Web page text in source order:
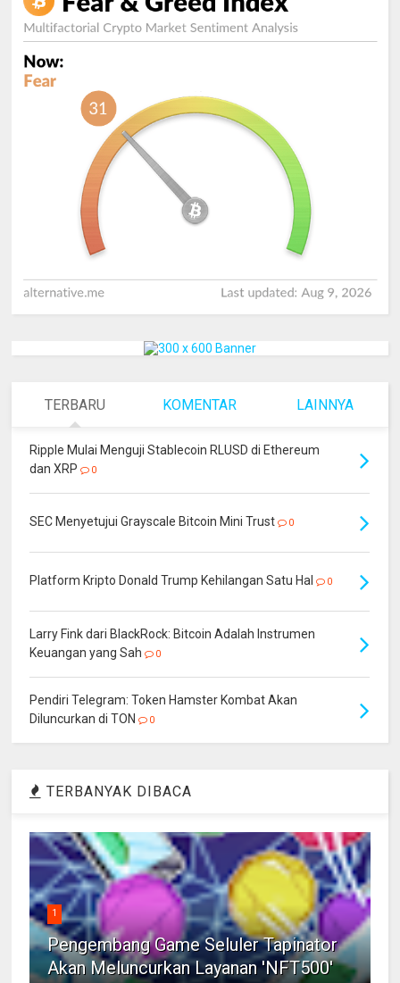
TERBARU KOMENTAR LAINNYA
Ripple Mulai Menguji Stablecoin RLUSD di Ethereum
dan XRP
0
SEC Menyetujui Grayscale Bitcoin Mini Trust 0
Platform Kripto Donald Trump Kehilangan Satu Hal 0
Larry Fink dari BlackRock: Bitcoin Adalah Instrumen
Keuangan yang Sah
0
Pendiri Telegram: Token Hamster Kombat Akan
Diluncurkan di TON
0
TERBANYAK DIBACA
1
Pengembang Game Seluler Tapinator
Akan Meluncurkan Layanan 'NFT500'